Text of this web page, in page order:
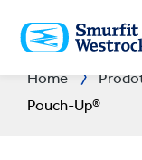
AL
CONTENUTO
PRINCIPALE
Home
Pouch-Up®